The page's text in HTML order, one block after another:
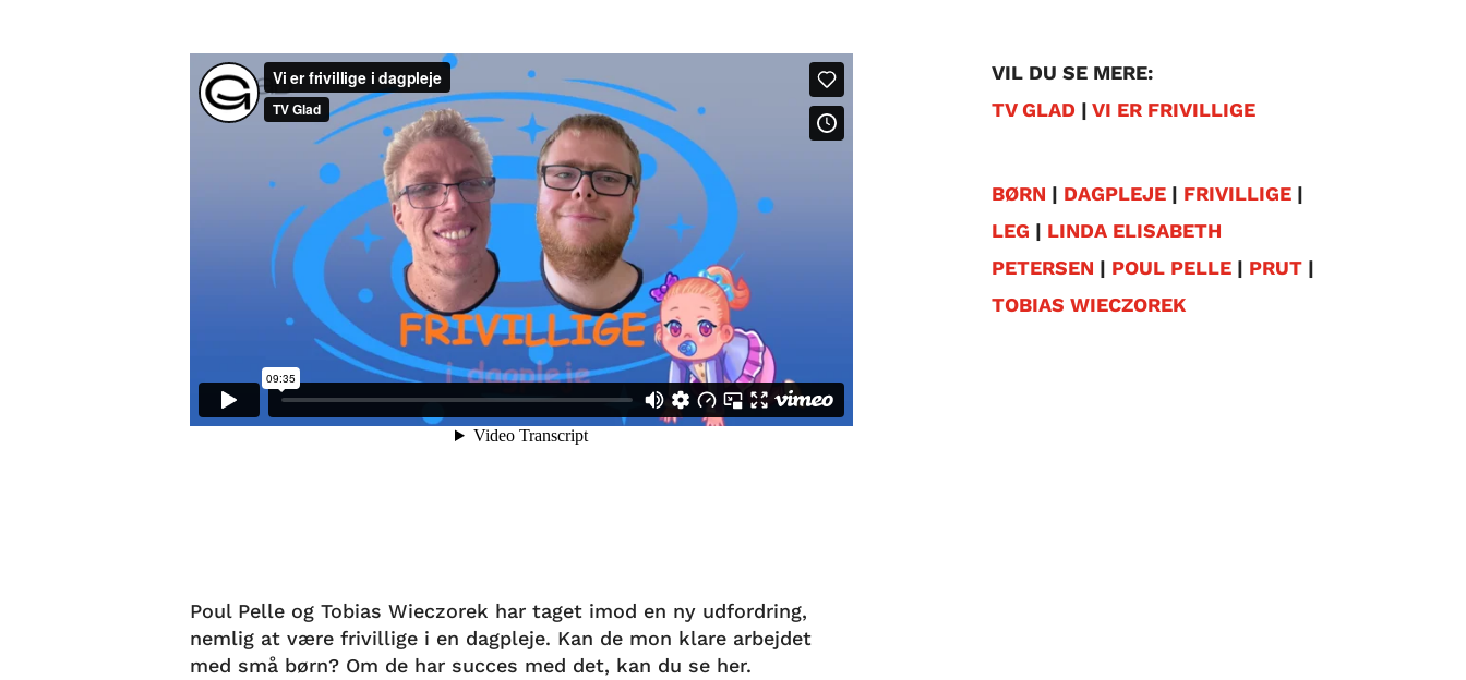
Poul Pelle og Tobias Wieczorek har taget imod en ny udfordring,
nemlig at være frivillige i en dagpleje. Kan de mon klare arbejdet
med små børn? Om de har succes med det, kan du se her.
VIL DU SE MERE:
TV GLAD | VI ER FRIVILLIGE
BØRN | DAGPLEJE| FRIVILLIGE|
LEG | LINDA ELISABETH
PETERSEN | POUL PELLE| PRUT|
TOBIAS WIECZOREK